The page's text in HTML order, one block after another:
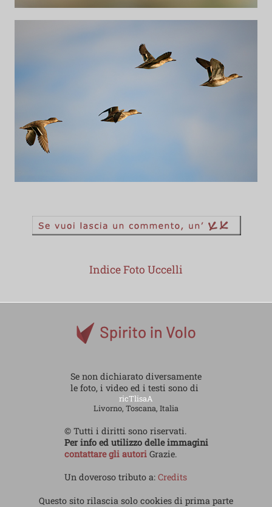
Indice Foto Uccelli
Se non dichiarato diversamente
le foto, i video ed i testi sono di
ricTlisaA
Livorno, Toscana, Italia
© Tutti i diritti sono riservati.
Per info ed utilizzo delle immagini
contattare gli autoriGrazie.
Un doveroso tributo a: Credits
Questo sito rilascia solo cookies di prima parte